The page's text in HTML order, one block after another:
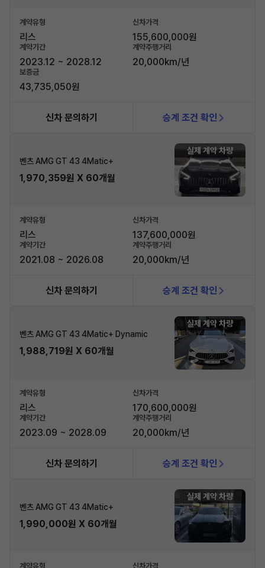
계약유형
리스
신차가격
155,600,000원
계약기간
2023.12 ~ 2028.12
계약주행거리
20,000km/년
보증금
43,735,050원
신차 문의하기 승계 조건 확인
벤츠 AMG GT 43 4Matic+
1,970,359원 X 60개월
실제 계약 차량
계약유형
리스
신차가격
137,600,000원
계약기간
2021.08 ~ 2026.08
계약주행거리
20,000km/년
신차 문의하기 승계 조건 확인
벤츠 AMG GT 43 4Matic+ Dynamic
1,988,719원 X 60개월
실제 계약 차량
계약유형
리스
신차가격
170,600,000원
계약기간
2023.09 ~ 2028.09
계약주행거리
20,000km/년
신차 문의하기 승계 조건 확인
벤츠 AMG GT 43 4Matic+
1,990,000원 X 60개월
실제 계약 차량
계약유형 신차가격